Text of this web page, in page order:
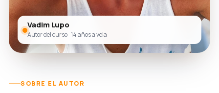
Vadim Lupo
Autor del curso · 14 años a vela
SOBRE EL AUTOR